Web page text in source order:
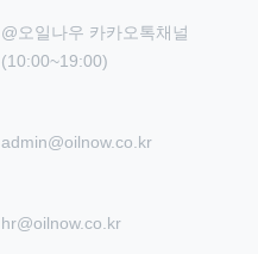
@오일나우 카카오톡채널
(10:00~19:00)
admin@oilnow.co.kr
hr@oilnow.co.kr